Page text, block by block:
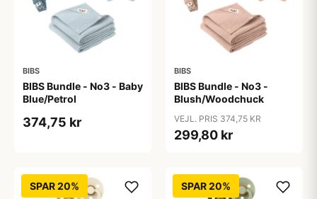
BIBS
BIBS Bundle - No3 - Baby
Blue/Petrol
374,75 kr
BIBS
BIBS Bundle - No3 -
Blush/Woodchuck
VEJL. PRIS 374,75 KR
299,80 kr
SPAR 20% SPAR 20%